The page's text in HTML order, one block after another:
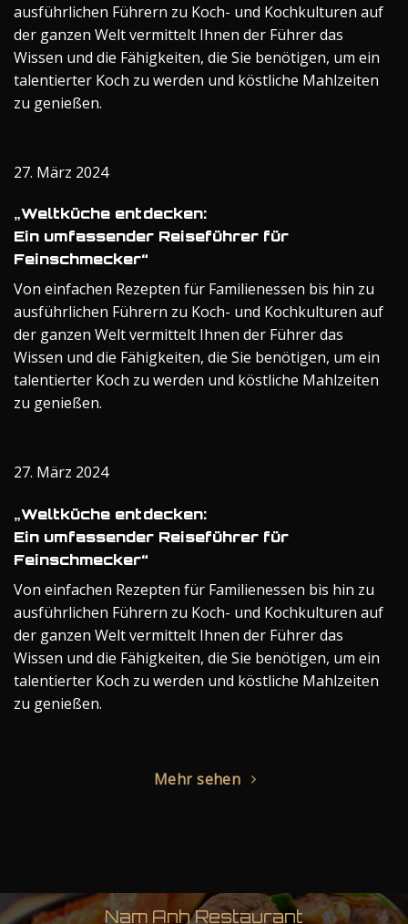
ausführlichen Führern zu Koch- und Kochkulturen auf
der ganzen Welt vermittelt Ihnen der Führer das
Wissen und die Fähigkeiten, die Sie benötigen, um ein
talentierter Koch zu werden und köstliche Mahlzeiten
zu genießen.
27. März 2024
„Weltküche entdecken:
Ein umfassender Reiseführer für
Feinschmecker“
Von einfachen Rezepten für Familienessen bis hin zu
ausführlichen Führern zu Koch- und Kochkulturen auf
der ganzen Welt vermittelt Ihnen der Führer das
Wissen und die Fähigkeiten, die Sie benötigen, um ein
talentierter Koch zu werden und köstliche Mahlzeiten
zu genießen.
27. März 2024
„Weltküche entdecken:
Ein umfassender Reiseführer für
Feinschmecker“
Von einfachen Rezepten für Familienessen bis hin zu
ausführlichen Führern zu Koch- und Kochkulturen auf
der ganzen Welt vermittelt Ihnen der Führer das
Wissen und die Fähigkeiten, die Sie benötigen, um ein
talentierter Koch zu werden und köstliche Mahlzeiten
zu genießen.
Mehr sehen
Nam Anh Restaurant